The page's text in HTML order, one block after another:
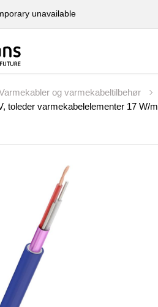
unavailable
og varmekabeltilbehør
toleder varmekabelelementer 17 W/m